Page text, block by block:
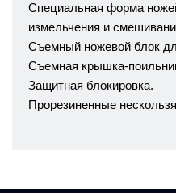
Специальная форма
измельчения и
Съемный ножевой блок
Съемная крышка-
Защитная блокировка.
Прорезиненные